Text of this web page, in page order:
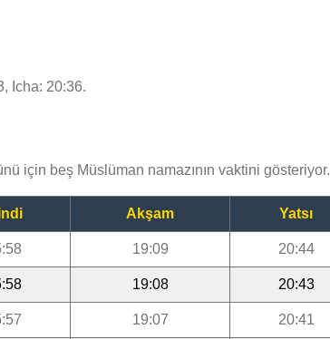
Icha: 20:36.
için beş Müslüman namazının vaktini gösteriyor.
Akşam Yatsı
19:09 20:44
19:08 20:43
19:07 20:41